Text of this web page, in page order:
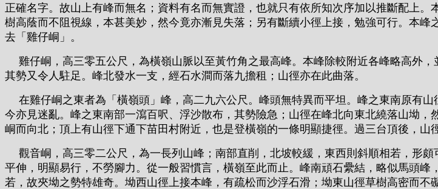
正確名字。故山上有峰而無名；資料有名而無實證，也就只有依所知次序加以推斷配上
樹高蔭而不阻視線，本甚美妙，然今竟亦漸見失落；另有斷續小徑上接，勉強可行。本
去「雞仔峒」。
雞仔峒，高三零五公尺，為橫嶺山脈以至黃竹角之最高峰。本峰除較附近各峰略高外
其勢又令人駐足。峰北發水一支，經石水澗而落九擔租；山徑亦在此曲落。
在雞仔峒之東者為「橫嶺頭」峰，高二九六公尺。峰頭無特異而平坦。峰之東南原有
今亦見迷亂。峰之東南部一瀉百呎、浮沙散布，其勢險急；山徑在峰北向東北繞落山坳
峒而向北；頂上有山徑下通下苗田村附近，也是登橫嶺的一條明顯捷徑。過三台頂後，山
觀音峒，高三零二公尺，為一長列山峰；南部直削，北坡較緩，東西則斜順相若，形
平伸，明顯易行，不勞腳力。從一般習慣言，橫嶺至此而止。峰南頑石纍結，略似馬頭
若，故夾坳之勢特雄奇。坳西山徑上接本峰，有疏松而沙浮石滑；坳東山徑草樹高密而